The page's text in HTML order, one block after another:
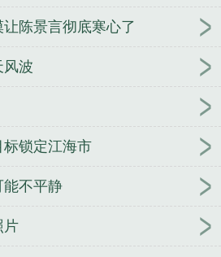
陈景言彻底寒心了
风波
锁定江海市
能不平静
片